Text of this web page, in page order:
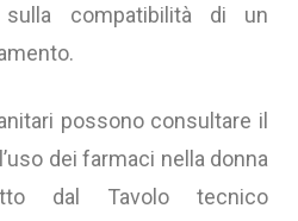
sulla compatibilità di un
possono consultare il
dei farmaci nella donna
dal Tavolo tecnico